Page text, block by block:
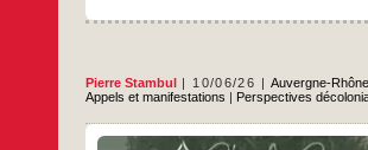
Pierre Stambul 10/06/26 Auvergne-
Appels et manifestations
Perspectives